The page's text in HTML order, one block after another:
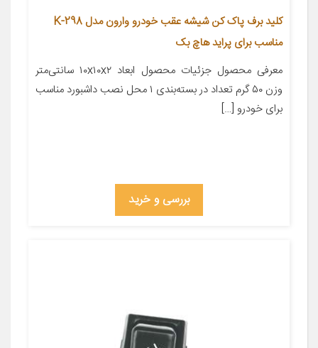
کلید برف پاک کن شیشه عقب خودرو وارون مدل K-298
مناسب برای پراید هاچ بک
معرفی محصول جزئیات محصول ابعاد ۱۰x۱۰x۲ سانتی‌متر
وزن ۵۰ گرم تعداد در بسته‌بندی ۱ محل نصب داشبورد مناسب
برای خودرو […]
بررسی و خرید